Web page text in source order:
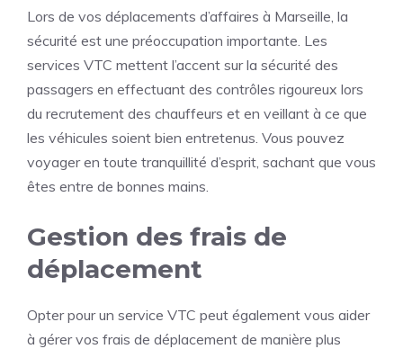
Lors de vos déplacements d’affaires à Marseille, la
sécurité est une préoccupation importante. Les
services VTC mettent l’accent sur la sécurité des
passagers en effectuant des contrôles rigoureux lors
du recrutement des chauffeurs et en veillant à ce que
les véhicules soient bien entretenus. Vous pouvez
voyager en toute tranquillité d’esprit, sachant que vous
êtes entre de bonnes mains.
Gestion des frais de
déplacement
Opter pour un service VTC peut également vous aider
à gérer vos frais de déplacement de manière plus